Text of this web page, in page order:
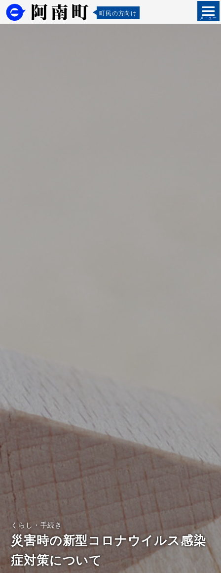
町民の方向け
メニュー
くらし・手続き
災害時の新型コロナウイルス感染
症対策について